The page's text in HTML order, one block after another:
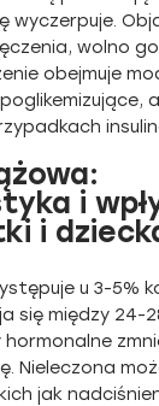
wyczerpuje.
wolno
obejmuje
i
i
u 3-5%
się między 24-
hormonalne
Nieleczona
jak